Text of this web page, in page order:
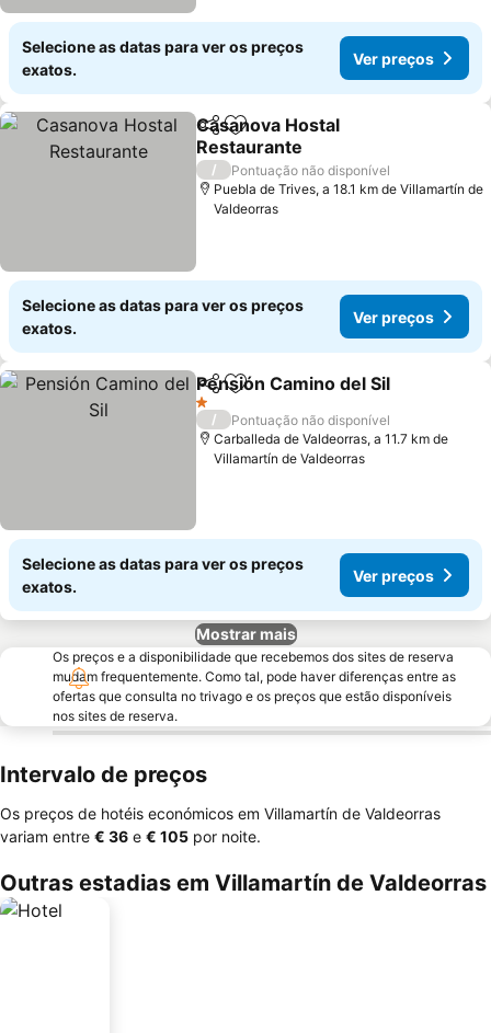
Selecione as datas para ver os preços
exatos.
Ver preços
PartilharAdicionar aos favoritos
Casanova Hostal
Restaurante
/
Pontuação não disponível
Puebla de Trives, a 18.1 km de Villamartín de
Valdeorras
Selecione as datas para ver os preços
exatos.
Ver preços
PartilharAdicionar aos favoritos
Pensión Camino del Sil
1 Estrelas
/
Pontuação não disponível
Carballeda de Valdeorras, a 11.7 km de
Villamartín de Valdeorras
Selecione as datas para ver os preços
exatos.
Ver preços
Mostrar mais
Os preços e a disponibilidade que recebemos dos sites de reserva
mudam frequentemente. Como tal, pode haver diferenças entre as
ofertas que consulta no trivago e os preços que estão disponíveis
nos sites de reserva.
Intervalo de preços
Os preços de hotéis económicos em Villamartín de Valdeorras
variam entre ‎€ 36 e ‎€ 105 por noite.
Outras estadias em Villamartín de Valdeorras